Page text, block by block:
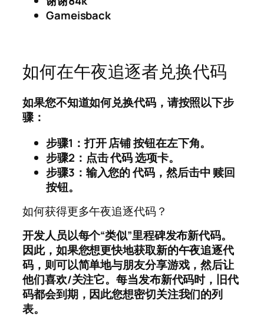
Gameisback
如何在午夜追逐者兑换代码
如果您不知道如何兑换代码，请按照以下步
骤：
步骤1 ：打开店铺按钮在左下角。
步骤2 ：点击代码选项卡。
步骤3 ：输入您的代码，然后击中赎回
按钮。
如何获得更多午夜追逐代码？
开发人员以每个“类似”里程碑发布新代码。
因此，如果您想更快地获取新的午夜追逐代
码，则可以简单地与朋友分享游戏，然后让
他们喜欢/关注它。每当发布新代码时，旧代
码都会到期，因此您想密切关注我们的列
表。